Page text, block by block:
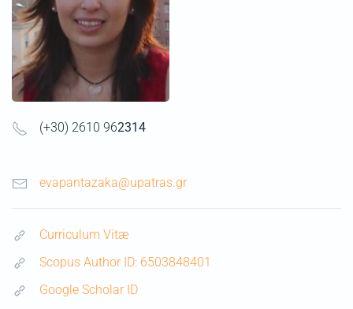
(+30) 2610 962314
evapantazaka@upatras.gr
Curriculum Vitæ
Scopus Author ID: 6503848401
Google Scholar ID